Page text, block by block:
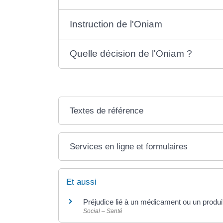
Instruction de l'Oniam
Quelle décision de l'Oniam ?
Textes de référence
Services en ligne et formulaires
Et aussi
Préjudice lié à un médicament ou un
Social – Santé